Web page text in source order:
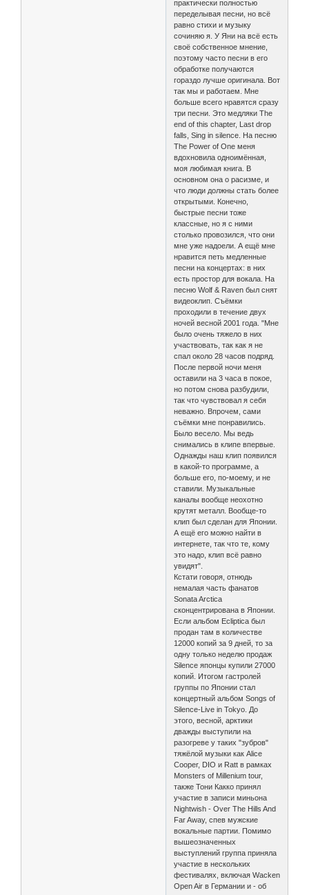
практически полностью
переделывая песни, но всё
равно стихи и музыку
сочиняю я. У Яни на всё есть
своё собственное мнение,
поэтому часто песни в его
обработке получаются
гораздо лучше оригинала. Вот
так мы и работаем. Мне
больше всего нравятся сразу
три песни. Это медляки The
end of this chapter, Last drop
falls, Sing in silence. На песню
The Power of One меня
вдохновила одноимённая,
моя любимая книга. В
основном она о расизме, и
что люди должны стать более
открытыми. Конечно,
быстрые песни тоже
классные, но я с ними
столько провозился, что они
мне уже надоели. А ещё мне
нравится петь медленные
песни на концертах: в них
есть простор для вокала. На
песню Wolf & Raven был снят
видеоклип. Съёмки
проходили в течение двух
ночей весной 2001 года. "Мне
было очень тяжело в них
участвовать, так как я не
спал около 28 часов подряд.
После первой ночи меня
оставили на 3 часа в покое,
но потом снова разбудили,
так что чувствовал я себя
неважно. Впрочем, сами
съёмки мне понравились.
Было весело. Мы ведь
снимались в клипе впервые.
Однажды наш клип появился
в какой-то программе, а
больше его, по-моему, и не
ставили. Музыкальные
каналы вообще неохотно
крутят металл. Вообще-то
клип был сделан для Японии.
А ещё его можно найти в
интернете, так что те, кому
это надо, клип всё равно
увидят".
Кстати говоря, отнюдь
немалая часть фанатов
Sonata Arctica
сконцентрирована в Японии.
Если альбом Ecliptica был
продан там в количестве
12000 копий за 9 дней, то за
одну только неделю продаж
Silence японцы купили 27000
копий. Итогом гастролей
группы по Японии стал
концертный альбом Songs of
Silence-Live in Tokyo. До
этого, весной, арктики
дважды выступили на
разогреве у таких "зубров"
тяжёлой музыки как Alice
Cooper, DIO и Ratt в рамках
Monsters of Millenium tour,
также Тони Какко принял
участие в записи миньона
Nightwish - Over The Hills And
Far Away, спев мужские
вокальные партии. Помимо
вышеозначенных
выступлений группа приняла
участие в нескольких
фестивалях, включая Wacken
Open Air в Германии и - об